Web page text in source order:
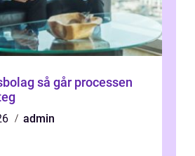
processen
admin